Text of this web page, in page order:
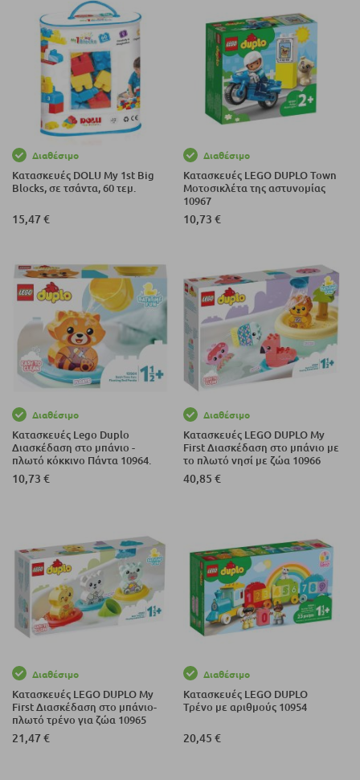
Διαθέσιμο
Κατασκευές DOLU My 1st Big
Blocks, σε τσάντα, 60 τεμ.
15,47 €
Διαθέσιμο
Κατασκευές LEGO DUPLO Town
Μοτοσικλέτα της αστυνομίας
10967
10,73 €
Διαθέσιμο
Κατασκευές Lego Duplo
Διασκέδαση στο μπάνιο -
πλωτό κόκκινο Πάντα 10964.
10,73 €
Διαθέσιμο
Κατασκευές LEGO DUPLO My
First Διασκέδαση στο μπάνιο με
το πλωτό νησί με ζώα 10966
40,85 €
Διαθέσιμο
Κατασκευές LEGO DUPLO My
First Διασκέδαση στο μπάνιο-
πλωτό τρένο για ζώα 10965
21,47 €
Διαθέσιμο
Κατασκευές LEGO DUPLO
Τρένο με αριθμούς 10954
20,45 €